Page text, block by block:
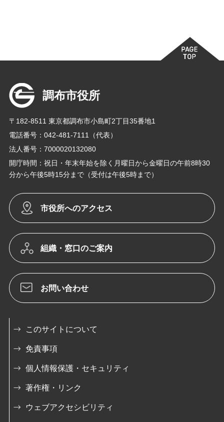
調布市役所
〒182-8511 東京都調布市小島町2丁目35番地1
電話番号：042-481-7111（代表）
法人番号：7000020132080
開庁時間：祝日・年末年始を除く月曜日から金曜日の午前8時30
分から午後5時15分まで（受付は午後5時まで）
市役所へのアクセス
組織・窓口のご案内
お問い合わせ
このサイトについて
免責事項
個人情報保護・セキュリティ
著作権・リンク
ウェブアクセシビリティ